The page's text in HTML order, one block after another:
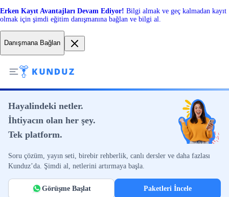
Erken Kayıt Avantajları Devam Ediyor! Bilgi almak ve geç kalmadan kayıt
olmak için şimdi eğitim danışmanına bağlan ve bilgi al.
Danışmana Bağlan
Hayalindeki netler.
İhtiyacın olan her şey.
Tek platform.
Soru çözüm, yayın seti, birebir rehberlik, canlı dersler ve daha fazlası
Kunduz’da. Şimdi al, netlerini artırmaya başla.
Görüşme Başlat Paketleri İncele